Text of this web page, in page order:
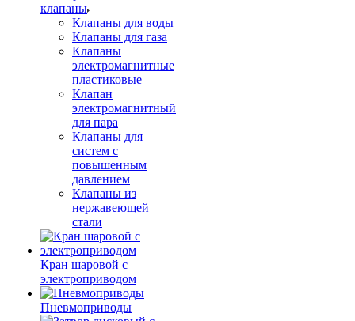
клапаны
Клапаны для воды
Клапаны для газа
Клапаны
электромагнитные
пластиковые
Клапан
электромагнитный
для пара
Клапаны для
систем с
повышенным
давлением
Клапаны из
нержавеющей
стали
Кран шаровой с
электроприводом
Пневмоприводы